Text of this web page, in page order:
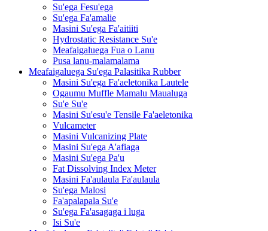
Su'ega Fesu'ega
Su'ega Fa'amalie
Masini Su'ega Fa'aitiiti
Hydrostatic Resistance Su'e
Meafaigaluega Fua o Lanu
Pusa lanu-malamalama
Meafaigaluega Su'ega Palasitika Rubber
Masini Su'ega Fa'aeletonika Lautele
Ogaumu Muffle Mamalu Maualuga
Su'e Su'e
Masini Su'esu'e Tensile Fa'aeletonika
Vulcameter
Masini Vulcanizing Plate
Masini Su'ega A'afiaga
Masini Su'ega Pa'u
Fat Dissolving Index Meter
Masini Fa'aulaula Fa'aulaula
Su'ega Malosi
Fa'apalapala Su'e
Su'ega Fa'asagaga i luga
Isi Su'e